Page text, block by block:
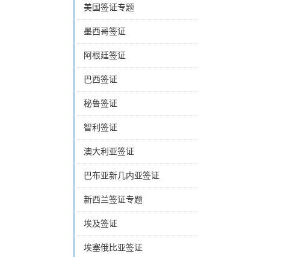
美国签证专题
墨西哥签证
阿根廷签证
巴西签证
秘鲁签证
智利签证
澳大利亚签证
巴布亚新几内亚签证
新西兰签证专题
埃及签证
埃塞俄比亚签证